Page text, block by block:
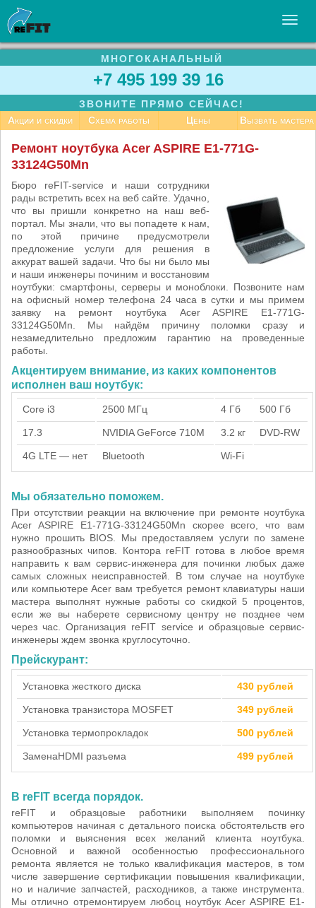
УСЛУГИ
БИЗНЕСУ
СТАТЬИ
МНОГОКАНАЛЬНЫЙ
+7 495 199 39 16
ЗВОНИТЕ ПРЯМО СЕЙЧАС!
Акции и скидки
Схема работы Цены Вызвать мастера
Ремонт ноутбука Acer ASPIRE E1-771G-
33124G50Mn
Бюро reFIT-service и наши сотрудники
рады встретить всех на веб сайте. Удачно,
что вы пришли конкретно на наш веб-
портал. Мы знали, что вы попадете к нам,
по этой причине предусмотрели
предложение услуги для решения в
аккурат вашей задачи. Что бы ни было мы
и наши инженеры починим и восстановим
ноутбуки: смартфоны, серверы и моноблоки. Позвоните нам
на офисный номер телефона 24 часа в сутки и мы примем
заявку на ремонт ноутбука Acer ASPIRE E1-771G-
33124G50Mn. Мы найдём причину поломки сразу и
незамедлительно предложим гарантию на проведенные
работы.
Акцентируем внимание, из каких компонентов
исполнен ваш ноутбук:
Core i3 2500 МГц 4 Гб 500 Гб
17.3 NVIDIA GeForce 710M 3.2 кг DVD-RW
4G LTE — нет Bluetooth Wi-Fi
Мы обязательно поможем.
При отсутствии реакции на включение при ремонте ноутбука
Acer ASPIRE E1-771G-33124G50Mn скорее всего, что вам
нужно прошить BIOS. Мы предоставляем услуги по замене
разнообразных чипов. Контора reFIT готова в любое время
направить к вам сервис-инженера для починки любых даже
самых сложных неисправностей. В том случае на ноутбуке
или компьютере Acer вам требуется ремонт клавиатуры наши
мастера выполнят нужные работы со скидкой 5 процентов,
если же вы наберете сервисному центру не позднее чем
через час. Организация reFIT service и образцовые сервис-
инженеры ждем звонка круглосуточно.
Прейскурант:
Установка жесткого диска 430 рублей
Установка транзистора MOSFET 349 рублей
Установка термопрокладок 500 рублей
ЗаменаHDMI разъема 499 рублей
В reFIT всегда порядок.
reFIT и образцовые работники выполняем починку
компьютеров начиная с детального поиска обстоятельств его
поломки и выяснения всех желаний клиента ноутбука.
Основной и важной особенностью профессионального
ремонта является не только квалификация мастеров, в том
числе завершение сертификации повышения квалификации,
но и наличие запчастей, расходников, а также инструмента.
Мы отлично отремонтируем любоц ноутбук Acer ASPIRE E1-